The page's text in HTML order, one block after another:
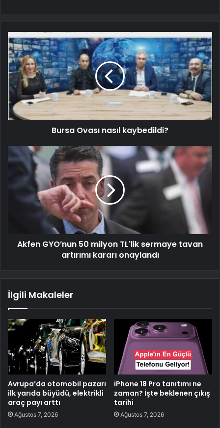
Bursa Ovası nasıl kaybedildi?
Akfen GYO’nun 50 milyon TL'lik sermaye tavan
artırımı kararı onaylandı
İlgili Makaleler
Avrupa’da otomobil pazarı
ilk yarıda büyüdü, elektrikli
araç payı arttı
Ağustos 7, 2026
iPhone 18 Pro tanıtımı ne
zaman? İşte beklenen çıkış
tarihi
Ağustos 7, 2026